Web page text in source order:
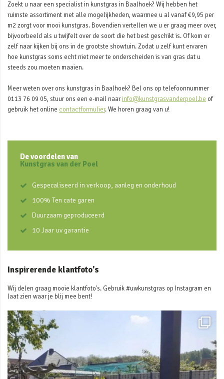
Zoekt u naar een specialist in kunstgras in Baalhoek? Wij hebben het
ruimste assortiment met alle mogelijkheden, waarmee u al vanaf €9,95 per
m2 zorgt voor mooi kunstgras. Bovendien vertellen we u er graag meer over,
bijvoorbeeld als u twijfelt over de soort die het best geschikt is. Of kom er
zelf naar kijken bij ons in de grootste showtuin. Zodat u zelf kunt ervaren
hoe kunstgras soms echt niet meer te onderscheiden is van gras dat u
steeds zou moeten maaien.
Meer weten over ons kunstgras in Baalhoek? Bel ons op telefoonnummer
0113 76 09 05, stuur ons een e-mail naarinfo@kunstgrasvanderpoel.be of
gebruik het online contactformulier. We horen graag van u!
De voordelen van
Kunstgras van der Poel
Gespecaliseerd in verkoop, aanleg en onderhoud
100% Ten cate garen
Duurzaam geproduceerd
10 Jaar uv garantie
Inspirerende klantfoto's
Wij delen graag mooie klantfoto's. Gebruik #uwkunstgras op Instagram en
laat zien waar je blij mee bent!